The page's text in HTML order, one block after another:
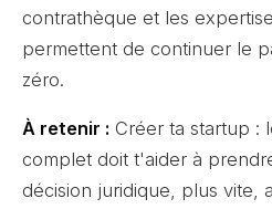
contrathèque et les
permettent de continuer le
zéro.
À retenir : Créer ta startup :
complet doit t'aider à
décision juridique, plus vite,